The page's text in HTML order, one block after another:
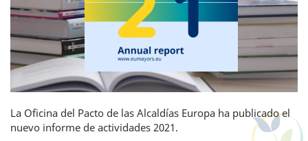
La Oficina del Pacto de las Alcaldías Europa ha publicado el
nuevo informe de actividades 2021.